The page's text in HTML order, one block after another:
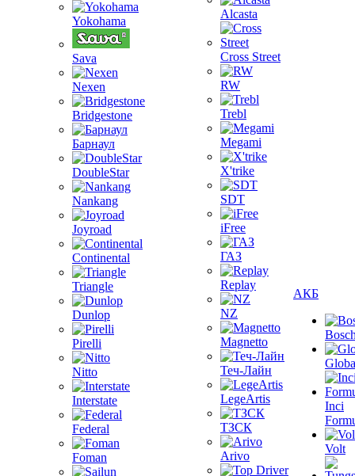
Yokohama
Sava
Nexen
Bridgestone
Барнаул
DoubleStar
Nankang
Joyroad
Continental
Triangle
Dunlop
Pirelli
Nitto
Interstate
Federal
Foman
Alcasta
Cross Street
RW
Trebl
Megami
X'trike
SDT
iFree
ГАЗ
Replay
NZ
Magnetto
Теч-Лайн
LegeArtis
ТЗСК
Arivo
АКБ
Inci
Volt